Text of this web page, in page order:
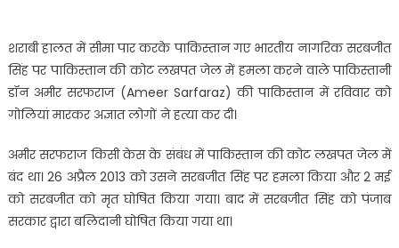
शराबी हालत में सीमा पार करके पाकिस्तान गए भारतीय नागरिक सरबजीत
सिंह पर पाकिस्तान की कोट लखपत जेल में हमला करने वाले पाकिस्तानी
डॉन अमीर सरफराज (Ameer Sarfaraz) की पाकिस्तान में रविवार को
गोलियां मारकर अज्ञात लोगों ने हत्या कर दी।
अमीर सरफराज किसी केस के संबंध में पाकिस्तान की कोट लखपत जेल में
बंद था। 26 अप्रैल 2013 को उसने सरबजीत सिंह पर हमला किया और 2 मई
को सरबजीत को मृत घोषित किया गया। बाद में सरबजीत सिंह को पंजाब
सरकार द्वारा बलिदानी घोषित किया गया था।